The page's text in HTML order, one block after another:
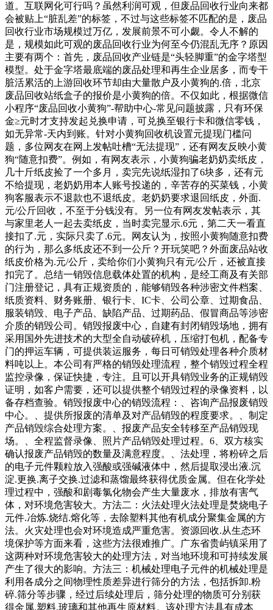
道。互联网化可行吗？虽然利润可观，但废品回收行业向来都
会被贴上“脏乱差”的标签，不过与这些标签不匹配的是，废品
回收行业市场规模过万亿，发展前景不可小觑。令人不解的
是，规模如此可观的废品回收行业为何至今仍混乱无序？原因
主要有两个：首先，废品回收产业链是“头轻脚重”的金字塔型
模型。处于金字塔最底端的废品处理和再生企业居多，而专干
脏活累活的上游回收环节却由大量散户及小黄狗的.倍，北京
废品回收站纸盒子的报价是小黄狗的倍。不仅如此，根据微信
小程序“废品回收小黄狗”-帮助中心-常见问题披露，只有环保
金≥元时才支持发起兑换申请，可兑换至银行卡和微信零钱，
如无异常-天内到账。针对小黄狗回收机设置元提现门槛问
题，多位网友在网上发帖吐槽“无法提现”，还有网友反映小黄
狗“随意扣费”。例如，有网友表示，小黄狗骗老奶奶卖纸皮，
几十斤纸皮捡了一个多月，卖完先说纸湿扣了6块多，还有元
不给提现，老奶奶用本人账号投递的，辛苦存的买菜钱，小黄
狗客服表示不退款也不退纸皮。老奶奶要求退回纸皮，外面.
元/公斤回收，不至于分钱没有。另一位有网友发帖表示，其
与家里老人一起去卖纸皮，当时卖完显示.6元，第二天一看直
接扣了.元，实际只卖了.6元。网友认为，按照小黄狗随意扣费
的行为，那么多纸皮还不到一公斤？开玩笑吧？外面废品站收
纸皮价格为.元/公斤，卖给你们小黄狗只有元/公斤，还被直接
扣完了。总结一销毁信息载体处置的机构，是经工商及有关部
门注册登记，具有正规资质的，能够销毁各种涉密文件档案、
纸质资料、财务账册、银行卡、IC卡、公司公章、过期食品、
服装销毁、电子产品、缺陷产品、过期药品、假冒商品等涉密
介质的销毁公司。销毁报废中心，自建有封闭销毁场地，拥有
采用国外先进技术的大型全自动破碎机，压缩打包机，配备专
门的押运车辆，可提供装运服务，每日可销毁处理各种介质材
料吨以上。本公司有严格的销毁处理流程，整个销毁过程全程
监控录像，保证快捷，专注。且可以开具销毁业务的正规销毁
证明，如客户需要，还可以提供整个销毁过程的录像资料，以
备存档查验。销毁报废中心的销毁流程：、咨询产品报废销毁
中心。、提供所报废的清单及对产品销毁的程度要求。、制定
产品销毁综合处理方案。、报废产品安全转移至产品销毁现
场。、全程监督录像、照片产品销毁处理过程。6、双方核实
确认报废产品销毁的数量及满意程度。、法处理，将粉碎之后
的电子元件颗粒放入强酸或强碱液体中，然后提取浸出液.沉
淀.更换.离子交换.过滤和蒸馏最终获得优质金属。但在化学处
理过程中，强酸和剧毒氯化物会产生大量废水，排放有害气
体，对环境危害较大。方法二：火法处理火法处理是焚烧电子
元件.冶炼.烧结.熔化等，去除塑料其他有机成分聚集金属的方
法。火灾处理也会对环境造成严重危害。资源回收.从生态环
境保护等方面来看，这些方法很难推广。广东省贵屿镇采用了
这两种对环境危害较大的处理方法，对当地环境和可持续发展
产生了很大的影响。方法三：机械处理电子元件的机械处理是
利用各成分之间物理性质差异进行筛分的方法，包括拆卸.粉
碎.筛分等步骤，经过后续处理后，筛分处理的物质可分别获
得金属.塑料.玻璃和其他再生原材料。该处理方法具有成本